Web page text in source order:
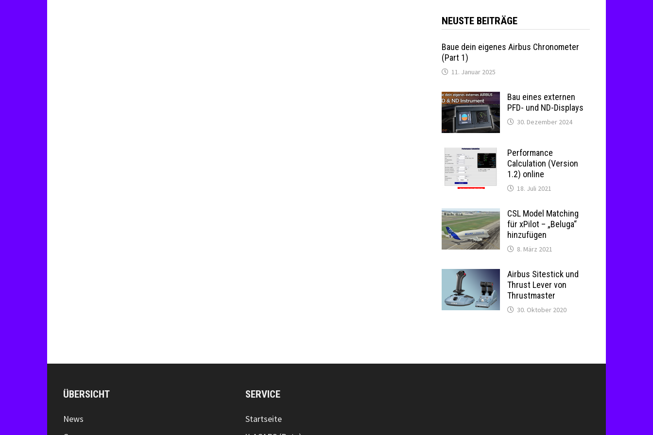
NEUSTE BEITRÄGE
Baue dein eigenes Airbus Chronometer
(Part 1)
11. Januar 2025
Bau eines externen
PFD- und ND-Displays
30. Dezember 2024
Performance
Calculation (Version
1.2) online
18. Juli 2021
CSL Model Matching
für xPilot – „Beluga“
hinzufügen
8. März 2021
Airbus Sitestick und
Thrust Lever von
Thrustmaster
30. Oktober 2020
ÜBERSICHT
News
SERVICE
Startseite